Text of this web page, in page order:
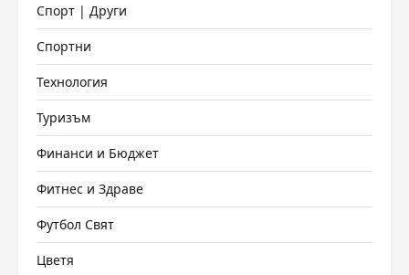
Спорт | Други
Спортни
Технология
Туризъм
Финанси и Бюджет
Фитнес и Здраве
Футбол Свят
Цветя